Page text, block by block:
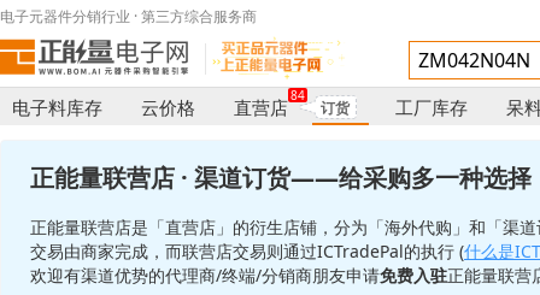
电子元器件分销行业 · 第三方综合服务商
电子料库存 云价格 直营店
84
订货 工厂库存 呆
正能量联营店 · 渠道订货——给采购多一种选择
正能量联营店是「直营店」的衍生店铺，分为「海外代购」和「渠
交易由商家完成，而联营店交易则通过ICTradePal的执行 (什么是
欢迎有渠道优势的代理商/终端/分销商朋友申请免费入驻正能量联营